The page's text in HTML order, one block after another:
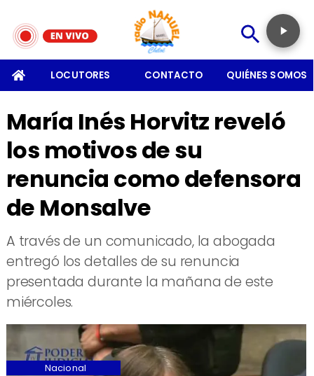
LOCUTORES CONTACTO QUIÉNES SOMOS
María Inés Horvitz reveló
los motivos de su
renuncia como defensora
de Monsalve
A través de un comunicado, la abogada
entregó los detalles de su renuncia
presentada durante la mañana de este
miércoles.
Nacional